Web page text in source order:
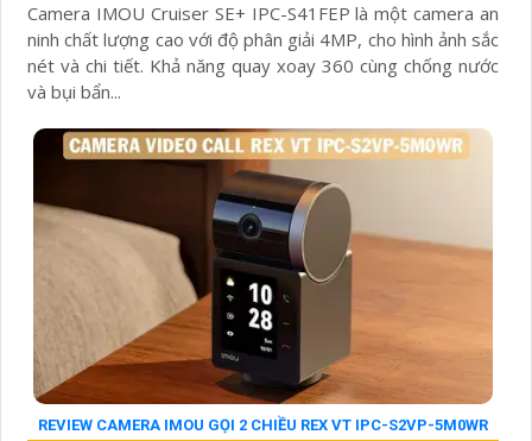
Camera IMOU Cruiser SE+ IPC-S41FEP là một camera an
ninh chất lượng cao với độ phân giải 4MP, cho hình ảnh sắc
nét và chi tiết. Khả năng quay xoay 360 cùng chống nước
và bụi bẩn...
REVIEW CAMERA IMOU GỌI 2 CHIỀU REX VT IPC-S2VP-5M0WR